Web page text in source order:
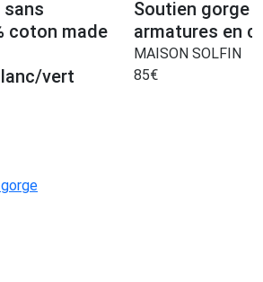
coton made
vert
Soutien gorge
armatures en
MAISON SOLFIN
85€